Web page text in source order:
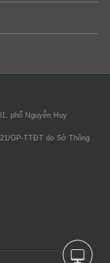
phố Nguyễn Huy
GP-TTĐT do Sở Thông